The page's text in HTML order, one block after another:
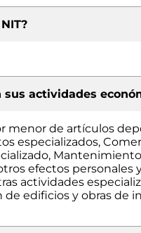
sus actividades
menor de artículos
especializados,
efectos personales
actividades
de edificios y obras de